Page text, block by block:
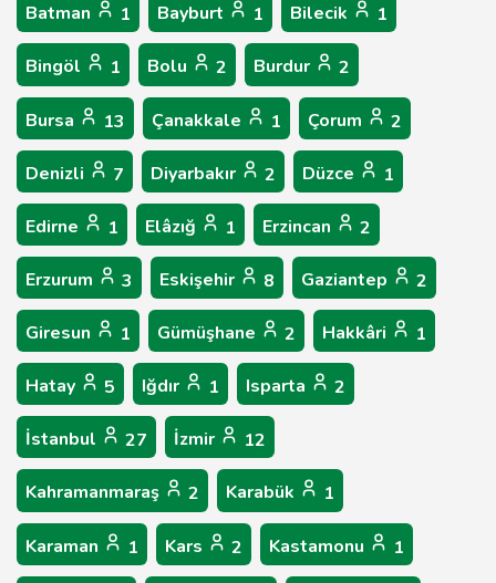
Batman 1 Bayburt 1 Bilecik 1
Bingöl 1 Bolu 2 Burdur 2
Bursa 13 Çanakkale 1 Çorum 2
Denizli 7 Diyarbakır 2 Düzce 1
Edirne 1 Elâzığ 1 Erzincan 2
Erzurum 3 Eskişehir 8 Gaziantep 2
Giresun 1 Gümüşhane 2 Hakkâri 1
Hatay 5 Iğdır 1 Isparta 2
İstanbul 27 İzmir 12
Kahramanmaraş 2 Karabük 1
Karaman 1 Kars 2 Kastamonu 1